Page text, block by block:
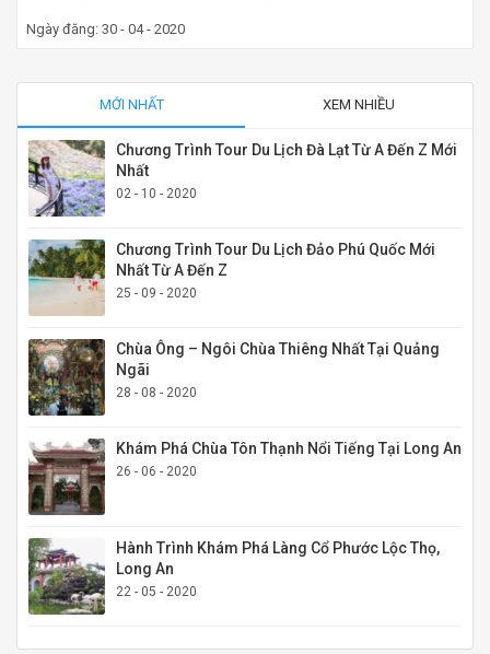
Ngày đăng: 30 - 04 - 2020
MỚI NHẤT XEM NHIỀU
Chương Trình Tour Du Lịch Đà Lạt Từ A Đến Z Mới
Nhất
02 - 10 - 2020
Chương Trình Tour Du Lịch Đảo Phú Quốc Mới
Nhất Từ A Đến Z
25 - 09 - 2020
Chùa Ông – Ngôi Chùa Thiêng Nhất Tại Quảng
Ngãi
28 - 08 - 2020
Khám Phá Chùa Tôn Thạnh Nổi Tiếng Tại Long An
26 - 06 - 2020
Hành Trình Khám Phá Làng Cổ Phước Lộc Thọ,
Long An
22 - 05 - 2020